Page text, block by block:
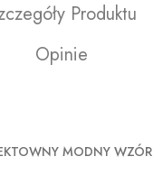
Produktu
Opinie
MODNY WZÓR